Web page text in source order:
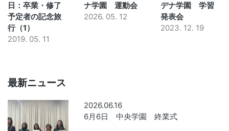
日：卒業・修了
予定者の記念旅
行（1）
2019. 05. 11
ナ学園 運動会
2026. 05. 12
デナ学園 学習
発表会
2023. 12. 19
最新ニュース
2026.06.16
6月6日 中央学園 終業式